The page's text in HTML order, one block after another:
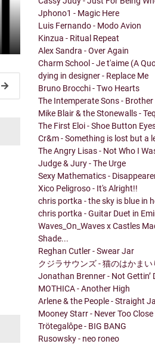
Jphono1 - Magic Here
Luis Fernando - Modo Avion
Kinzua - Ritual Repeat
Alex Sandra - Over Again
Charm School - Je t'aime (A
dying in designer - Replace Me
Bruno Brocchi - Two Hearts
The Intemperate Sons - Brother
Mike Blair & the Stonewalls -
The First Eloi - Shoe Button
Cr&m - Something is lost but a
The Angry Lisas - Not Who I
Judge & Jury - The Urge
Sexy Mathematics -
Xico Peligroso - It's Alright!!
chris portka - the sky is blue in
chris portka - Guitar Duet in
Waves_On_Waves x Castles
Shade...
Reghan Cutler - Swear Jar
クジラサウンズ - 猫のはかまい
Jonathan Brenner - Not Gettin’
MOTHICA - Another High
Arlene & the People - Straight
Mooney Starr - Never Too
Trötegalôpe - BIG BANG
Rusowsky - neo roneo